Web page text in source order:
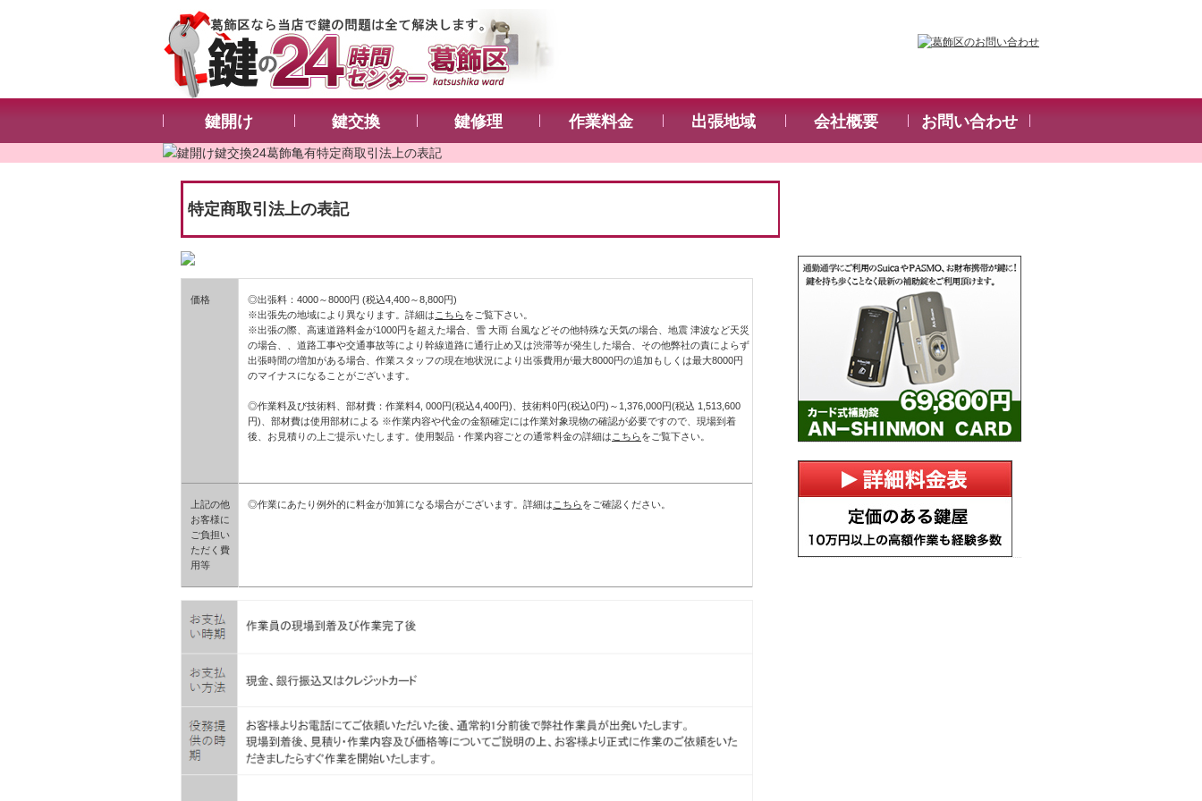
鍵開け 鍵交換 鍵修理 作業料金 出張地域 会社概要 お問い合わせ
特定商取引法上の表記
価格
◎出張料：4000～8000円 (税込4,400～8,800円)
※出張先の地域により異なります。詳細は こちらをご覧下さい。
※出張の際、高速道路料金が1000円を超えた場合、雪 大雨 台風などその他特殊な天気の場合、地震 津波など天災
の場合、、道路工事や交通事故等により幹線道路に通行止め又は渋滞等が発生した場合、その他弊社の責によらず
出張時間の増加がある場合、作業スタッフの現在地状況により出張費用が最大8000円の追加もしくは最大8000円
のマイナスになることがございます。
◎作業料及び技術料、部材費：作業料4, 000円(税込4,400円)、技術料0円(税込0円)～1,376,000円(税込 1,513,600
円)、部材費は使用部材による ※作業内容や代金の金額確定には作業対象現物の確認が必要ですので、現場到着
後、お見積りの上ご提示いたします。使用製品・作業内容ごとの通常料金の詳細は こちらをご覧下さい。
上記の他
お客様に
ご負担い
ただく費
用等
◎作業にあたり例外的に料金が加算になる場合がございます。詳細は こちらをご確認ください。